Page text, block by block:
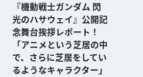
『機動戦士ガンダム 閃
光のハサウェイ』公開記
念舞台挨拶レポート！
「アニメという芝居の中
で、さらに芝居をしてい
るようなキャラクター」